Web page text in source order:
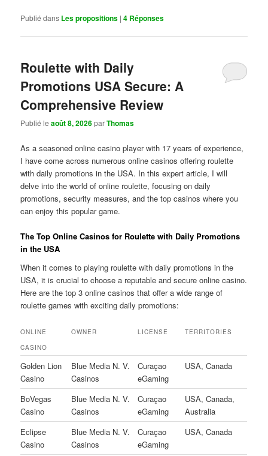
Publié dans Les propositions |4 Réponses
Roulette with Daily
Promotions USA Secure: A
Comprehensive Review
Publié leaoût 8, 2026parThomas
As a seasoned online casino player with 17 years of experience,
I have come across numerous online casinos offering roulette
with daily promotions in the USA. In this expert article, I will
delve into the world of online roulette, focusing on daily
promotions, security measures, and the top casinos where you
can enjoy this popular game.
The Top Online Casinos for Roulette with Daily Promotions
in the USA
When it comes to playing roulette with daily promotions in the
USA, it is crucial to choose a reputable and secure online casino.
Here are the top 3 online casinos that offer a wide range of
roulette games with exciting daily promotions:
ONLINE
CASINO
OWNER LICENSE TERRITORIES
Golden Lion
Casino
Blue Media N. V.
Casinos
Curaçao
eGaming
USA, Canada
BoVegas
Casino
Blue Media N. V.
Casinos
Curaçao
eGaming
USA, Canada,
Australia
Eclipse
Casino
Blue Media N. V.
Casinos
Curaçao
eGaming
USA, Canada